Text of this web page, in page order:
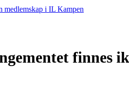
medlemskap i IL Kampen
finnes